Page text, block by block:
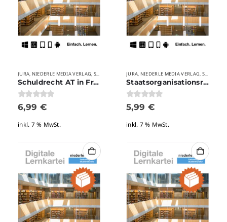
JURA NIEDERLE MEDIA VERLAG STUDIUM VERLAGE
Schuldrecht AT in Frage und Antwort
0von 5
6,99 €
inkl. 7 % MwSt.
JURA NIEDERLE MEDIA VERLAG STUDIUM
Staatsorganisationsrecht in Frage und Antwort
0von 5
5,99 €
inkl. 7 % MwSt.